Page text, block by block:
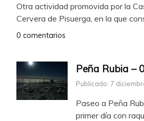
Otra actividad promovida por la
Cervera de Pisuerga, en la que
0 comentarios
Peña Rubia –
Publicado: 7
Paseo a Peña
primer día con